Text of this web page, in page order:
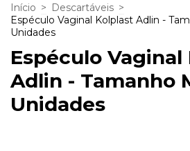
Início > Descartáveis >
Espéculo Vaginal Kolplast Adlin -
Unidades
Espéculo Vaginal
Adlin - Tamanho
Unidades